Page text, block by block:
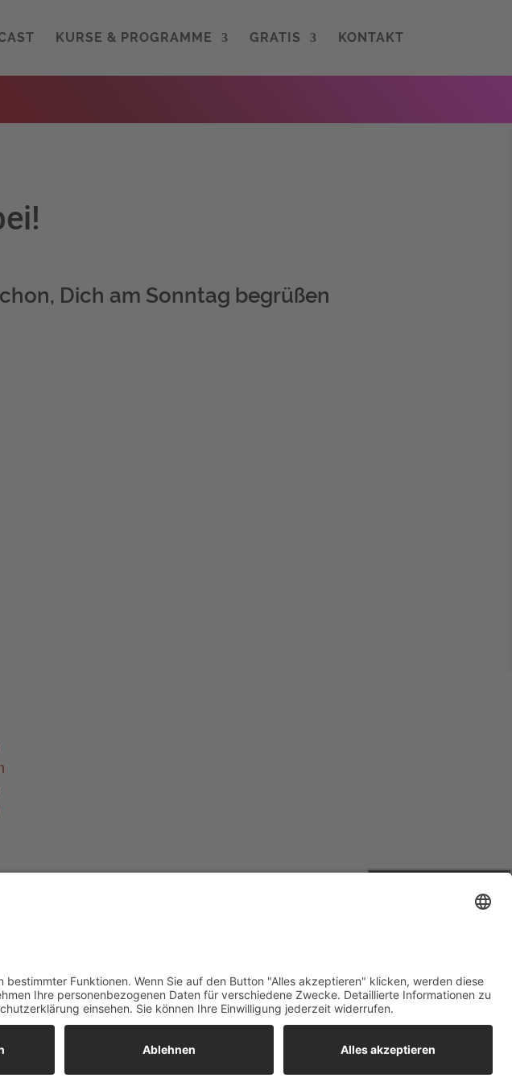
KURSE & PROGRAMME GRATIS KONTAKT
Dich am Sonntag begrüßen